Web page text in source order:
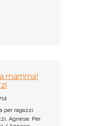
mamma!
per ragazzi
Agnese. Per